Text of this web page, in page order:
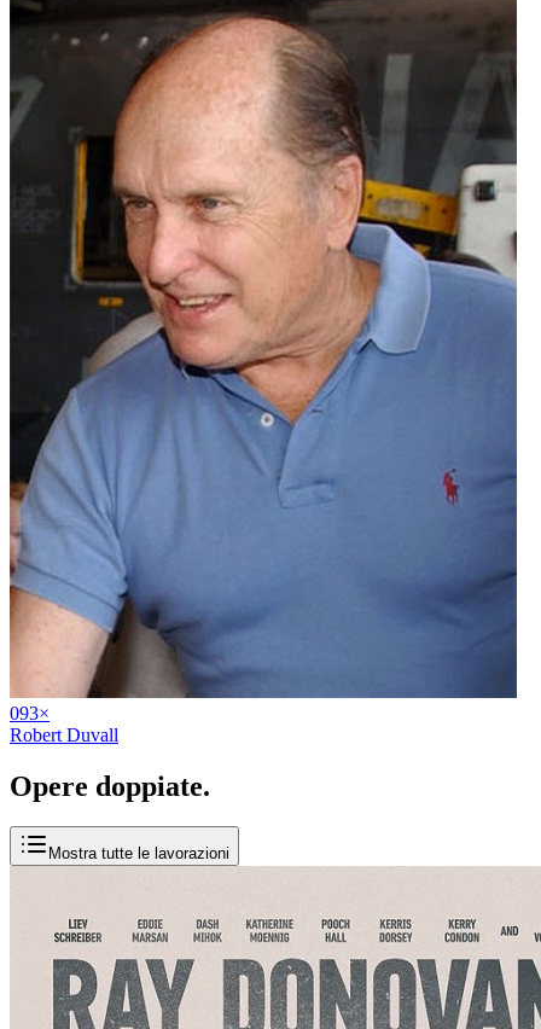
093×
Robert Duvall
Opere doppiate.
Mostra tutte le lavorazioni